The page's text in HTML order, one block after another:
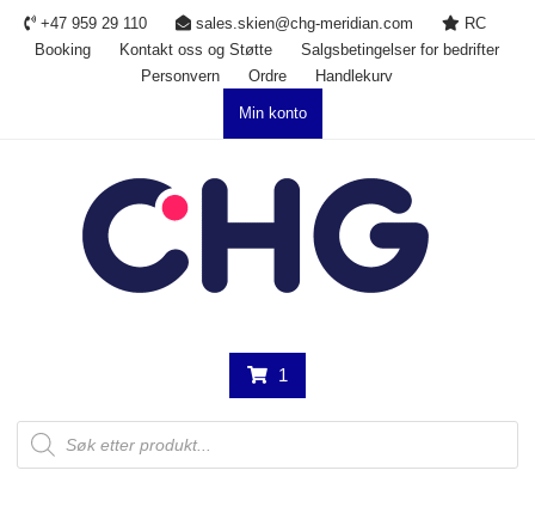
Skip
+47 959 29 110 sales.skien@chg-meridian.com
RC
Booking
Kontakt oss og Støtte
Salgsbetingelser for bedrifter
Personvern
Ordre Handlekurv
Min konto
1
Products
search